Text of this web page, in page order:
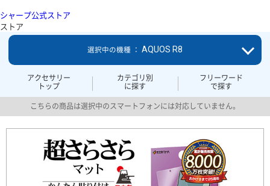
シャープ公式ストア
ストア
アクセサリー
トップ
カテゴリ別
に探す
フリーワード
で探す
選択中の機種 ： AQUOS R8
こちらの商品は選択中のスマートフォンには対応していません。